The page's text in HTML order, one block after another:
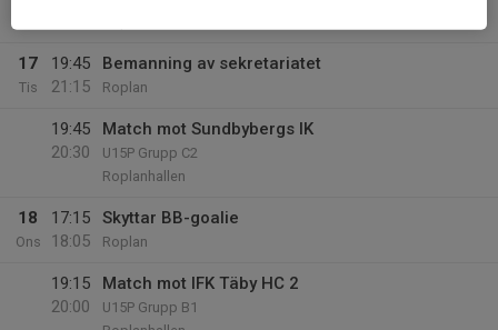
17
Tis
19:45
21:15
Bemanning av sekretariatet
Roplan
19:45
20:30
Match mot Sundbybergs IK
U15P Grupp C2
Roplanhallen
18
Ons
17:15
18:05
Skyttar BB-goalie
Roplan
19:15
20:00
Match mot IFK Täby HC 2
U15P Grupp B1